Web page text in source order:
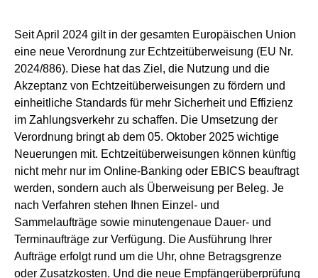
Seit April 2024 gilt in der gesamten Europäischen Union
eine neue Verordnung zur Echtzeitüberweisung (EU Nr.
2024/886). Diese hat das Ziel, die Nutzung und die
Akzeptanz von Echtzeitüberweisungen zu fördern und
einheitliche Standards für mehr Sicherheit und Effizienz
im Zahlungsverkehr zu schaffen. Die Umsetzung der
Verordnung bringt ab dem 05. Oktober 2025 wichtige
Neuerungen mit. Echtzeitüberweisungen können künftig
nicht mehr nur im Online-Banking oder EBICS beauftragt
werden, sondern auch als Überweisung per Beleg. Je
nach Verfahren stehen Ihnen Einzel- und
Sammelaufträge sowie minutengenaue Dauer- und
Terminaufträge zur Verfügung. Die Ausführung Ihrer
Aufträge erfolgt rund um die Uhr, ohne Betragsgrenze
oder Zusatzkosten. Und die neue Empfängerüberprüfung